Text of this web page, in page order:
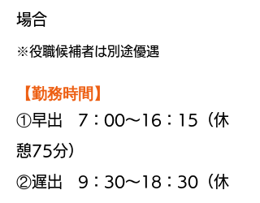
場合
※役職候補者は別途優遇
【勤務時間】
①早出 7：00～16：15（休
憩75分）
②遅出 9：30～18：30（休